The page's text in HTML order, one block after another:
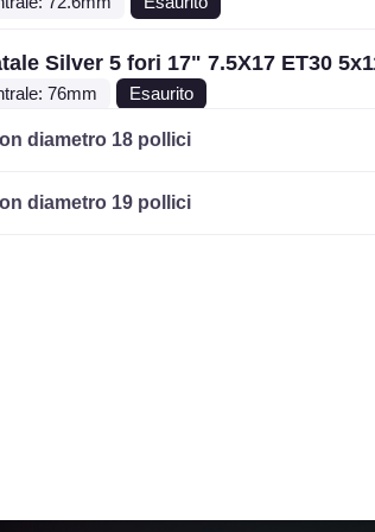
Silver 5 fori 17" 7.5X17 ET30
76mm Esaurito
Silver 5 fori 17" 7.5X17 ET35
White And Black 5 fori 17"
diametro 18 pollici
diametro 19 pollici